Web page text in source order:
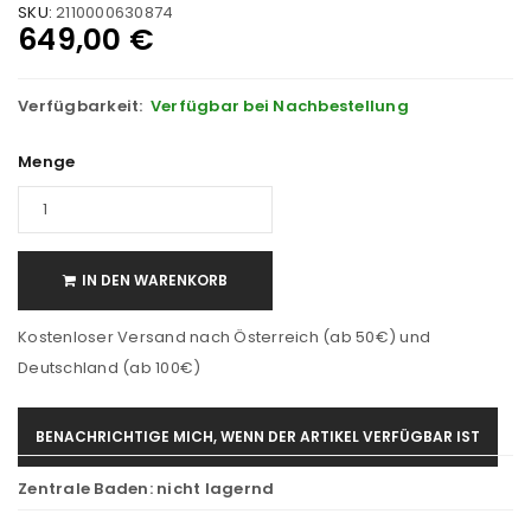
SKU: 2110000630874
649,00 €
Verfügbarkeit: Verfügbar bei Nachbestellung
Menge
IN DEN WARENKORB
Kostenloser Versand nach Österreich (ab 50€) und
Deutschland (ab 100€)
BENACHRICHTIGE MICH, WENN DER ARTIKEL VERFÜGBAR IST
Zentrale Baden: nicht lagernd